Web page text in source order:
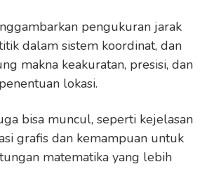
pengukuran jarak
dalam sistem koordinat, dan
makna keakuratan, presisi, dan
lokasi.
bisa muncul, seperti kejelasan
grafis dan kemampuan untuk
matematika yang lebih